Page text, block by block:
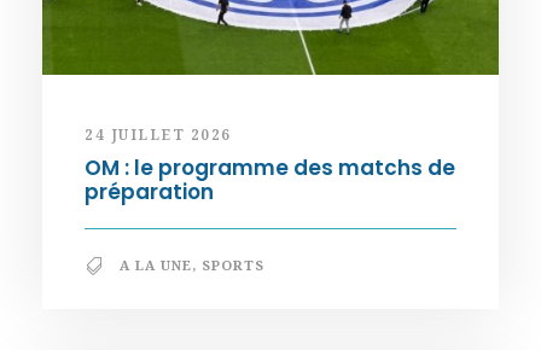
24 JUILLET 2026
OM : le programme des matchs de
préparation
A LA UNE, SPORTS